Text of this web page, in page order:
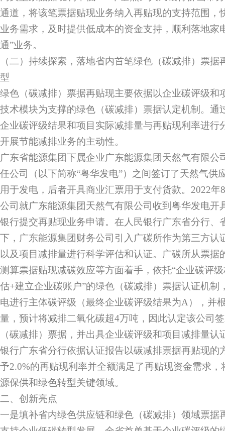
通道，将该笔票据贴现业务纳入再贴现的支持范围，
业务需求，及时提供低成本的资金支持，顺利落地家
通”业务。
（二）持续探索，落地省内首笔绿色（碳减排）票
型
绿色（碳减排）票据再贴现主要依据以企业碳评级和
技术模块为支撑的绿色（碳减排）票据认定机制。通
企业碳评级结果和项目实际减排量与再贴现利率进行
开展节能减排业务的主动性。
广东省能源集团下属企业广东能源集团天然气有限公
任公司（以下简称“粤华发电”）之间签订了天然气供
用于发电，后者开具商业汇票用于支付货款。2022
公司就广东能源集团天然气有限公司收到粤华发电开
银行提交再贴现业务申请。在人民银行广东省分行、
下，广东能源集团财务公司引入广碳所作为第三方认
以及项目减排量进行科学评估和认证。广碳所从票据
测算票据贴现减碳效应等方面着手，依托“企业碳评
估+建立企业碳账户”的绿色（碳减排）票据认证机制
电进行主体碳评级（最终企业碳评级结果为A），并
量，预计将减排二氧化碳超4万吨，因此认定该公司
（碳减排）票据，并出具企业碳评级和项目减排量
银行广东省分行依据认证报告以碳减排票据再贴现的
予2.0%的再贴现利率并全额满足了再贴现资金需求
源保供和绿色转型关键领域。
二、创新亮点
一是填补省内绿色供应链和绿色（碳减排）领域票据